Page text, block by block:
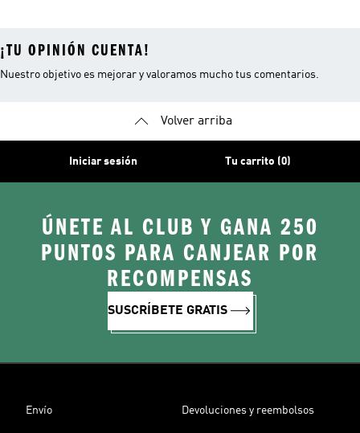
¡TU OPINIÓN CUENTA!
Nuestro objetivo es mejorar y valoramos mucho tus comentarios.
Volver arriba
Iniciar sesión Tu carrito (0)
ÚNETE AL CLUB Y GANA 250
PUNTOS PARA CANJEAR POR
RECOMPENSAS
SUSCRÍBETE GRATIS
Envío Devoluciones y reembolsos